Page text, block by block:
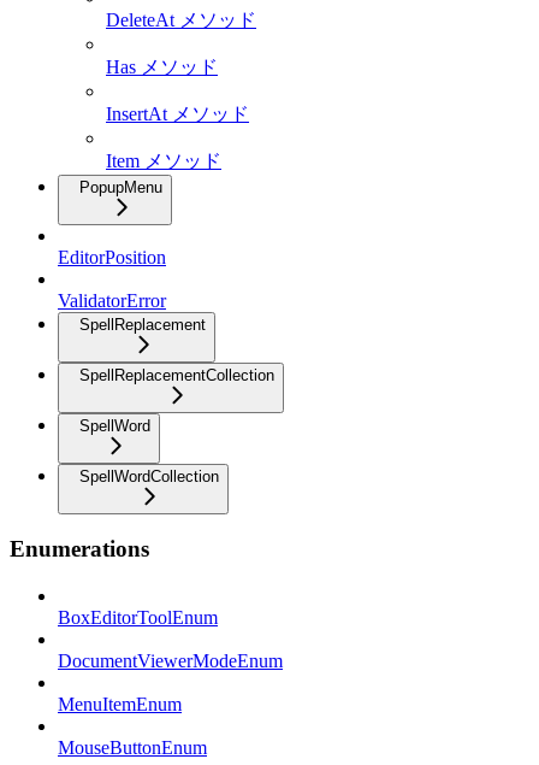
DeleteAt メソッド
Has メソッド
InsertAt メソッド
Item メソッド
PopupMenu
EditorPosition
ValidatorError
SpellReplacement
SpellReplacementCollection
SpellWord
SpellWordCollection
Enumerations
BoxEditorToolEnum
DocumentViewerModeEnum
MenuItemEnum
MouseButtonEnum